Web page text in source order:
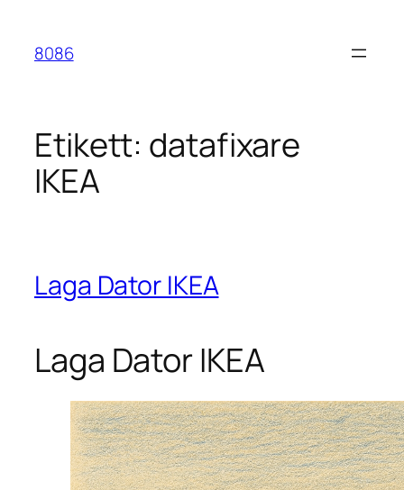
innehåll
8086
Etikett: datafixare
IKEA
Laga Dator IKEA
Laga Dator IKEA